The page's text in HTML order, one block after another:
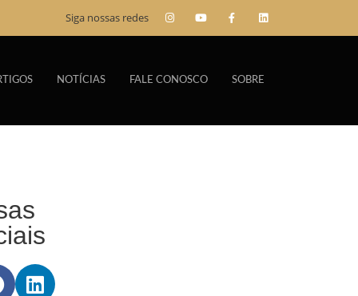
Siga nossas redes
NOTÍCIAS FALE CONOSCO SOBRE